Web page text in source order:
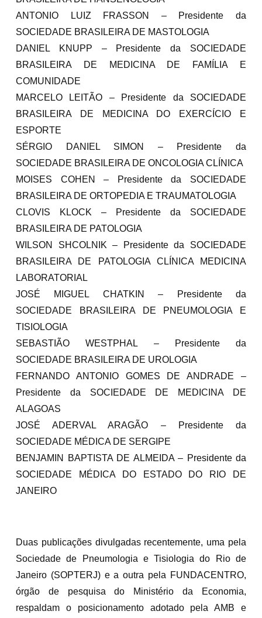
ANTONIO LUIZ FRASSON – Presidente da
SOCIEDADE BRASILEIRA DE MASTOLOGIA
DANIEL KNUPP – Presidente da SOCIEDADE
BRASILEIRA DE MEDICINA DE FAMÍLIA E
COMUNIDADE
MARCELO LEITÃO – Presidente da SOCIEDADE
BRASILEIRA DE MEDICINA DO EXERCÍCIO E
ESPORTE
SÉRGIO DANIEL SIMON – Presidente da
SOCIEDADE BRASILEIRA DE ONCOLOGIA CLÍNICA
MOISES COHEN – Presidente da SOCIEDADE
BRASILEIRA DE ORTOPEDIA E TRAUMATOLOGIA
CLOVIS KLOCK – Presidente da SOCIEDADE
BRASILEIRA DE PATOLOGIA
WILSON SHCOLNIK – Presidente da SOCIEDADE
BRASILEIRA DE PATOLOGIA CLÍNICA MEDICINA
LABORATORIAL
JOSÉ MIGUEL CHATKIN – Presidente da
SOCIEDADE BRASILEIRA DE PNEUMOLOGIA E
TISIOLOGIA
SEBASTIÃO WESTPHAL – Presidente da
SOCIEDADE BRASILEIRA DE UROLOGIA
FERNANDO ANTONIO GOMES DE ANDRADE –
Presidente da SOCIEDADE DE MEDICINA DE
ALAGOAS
JOSÉ ADERVAL ARAGÃO – Presidente da
SOCIEDADE MÉDICA DE SERGIPE
BENJAMIN BAPTISTA DE ALMEIDA – Presidente da
SOCIEDADE MÉDICA DO ESTADO DO RIO DE
JANEIRO
Duas publicações divulgadas recentemente, uma pela
Sociedade de Pneumologia e Tisiologia do Rio de
Janeiro (SOPTERJ) e a outra pela FUNDACENTRO,
órgão de pesquisa do Ministério da Economia,
respaldam o posicionamento adotado pela AMB e